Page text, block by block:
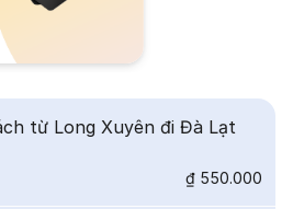
từ Long Xuyên đi Đà Lạt
₫ 550.000